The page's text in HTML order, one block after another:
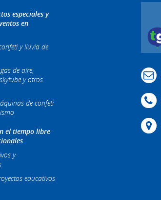
especiales y
en
y lluvia de
de aire,
y otros
de confeti
el tiempo libre
y
educativos